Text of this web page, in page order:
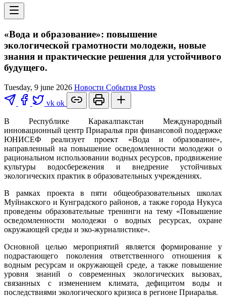
«Вода и образование»: повышение
экологической грамотности молодежи, новые
знания и практические решения для устойчивого
будущего.
Tuesday, 9 june 2026 Новости События Posts
vk ok
В Республике Каракалпакстан Международный
инновационный центр Приаралья при финансовой поддержке
ЮНИСЕФ реализует проект «Вода и образование»,
направленный на повышение осведомленности молодежи о
рациональном использовании водных ресурсов, продвижение
культуры водосбережения и внедрение устойчивых
экологических практик в образовательных учреждениях.
В рамках проекта в пяти общеобразовательных школах
Муйнакского и Кунградского районов, а также города Нукуса
проведены образовательные тренинги на тему «Повышение
осведомленности молодежи о водных ресурсах, охране
окружающей среды и эко-журналистике».
Основной целью мероприятий является формирование у
подрастающего поколения ответственного отношения к
водным ресурсам и окружающей среде, а также повышение
уровня знаний о современных экологических вызовах,
связанных с изменением климата, дефицитом воды и
последствиями экологического кризиса в регионе Приаралья.